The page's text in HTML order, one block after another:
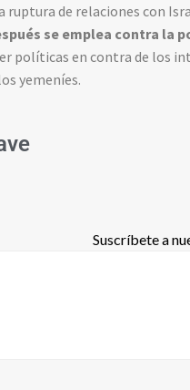
ruptura de relaciones con
se emplea contra la
políticas en contra de los
yemeníes.
Suscríbete a